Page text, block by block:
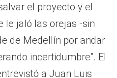
el proyecto y el
le jaló las orejas -sin
de Medellín por andar
incertidumbre”. El
a Juan Luis